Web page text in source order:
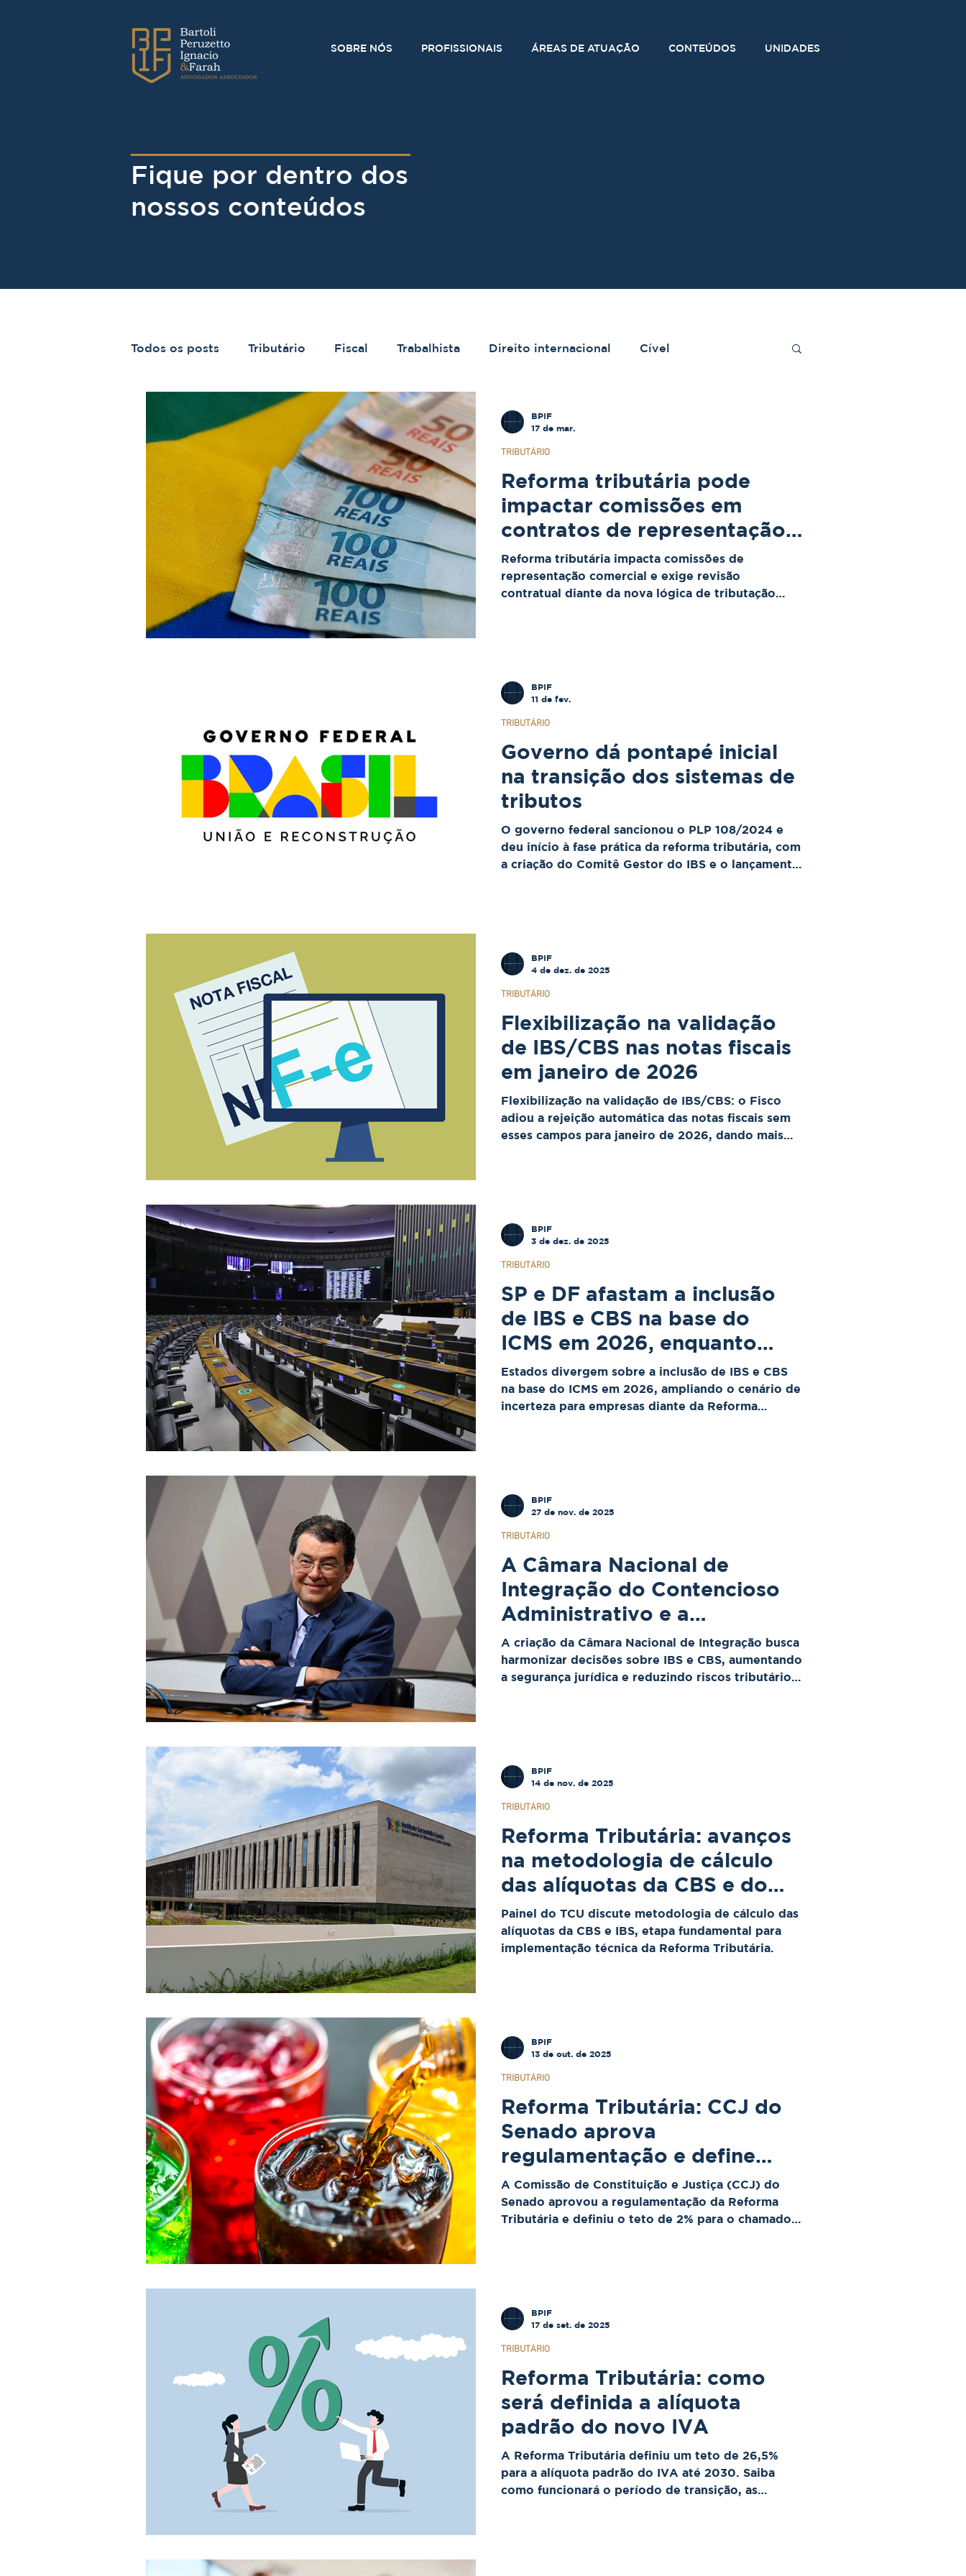
SOBRE NÓS PROFISSIONAIS ÁREAS DE ATUAÇÃO CONTEÚDOS UNIDADES
Fique por dentro dos
nossos conteúdos
Todos os posts Tributário Fiscal Trabalhista Direito internacional Cível
Reforma tributária pode
impactar comissões em
contratos de representação
comercial
Reforma tributária impacta comissões de
representação comercial e exige revisão
contratual diante da nova lógica de tributação
TRIBUTÁRIO
BPIF
17 de mar.
Governo dá pontapé inicial
na transição dos sistemas de
tributos
O governo federal sancionou o PLP 108/2024 e
deu início à fase prática da reforma tributária, com
a criação do Comitê Gestor do IBS e o lançamento
TRIBUTÁRIO
BPIF
11 de fev.
Flexibilização na validação
de IBS/CBS nas notas fiscais
em janeiro de 2026
Flexibilização na validação de IBS/CBS: o Fisco
adiou a rejeição automática das notas fiscais sem
esses campos para janeiro de 2026, dando mais
TRIBUTÁRIO
BPIF
4 de dez. de 2025
SP e DF afastam a inclusão
de IBS e CBS na base do
ICMS em 2026, enquanto
Pernambuco mantém
posição divergente
Estados divergem sobre a inclusão de IBS e CBS
na base do ICMS em 2026, ampliando o cenário de
incerteza para empresas diante da Reforma
TRIBUTÁRIO
BPIF
3 de dez. de 2025
A Câmara Nacional de
Integração do Contencioso
Administrativo e a
harmonização do IBS e da
CBS
A criação da Câmara Nacional de Integração busca
harmonizar decisões sobre IBS e CBS, aumentando
a segurança jurídica e reduzindo riscos tributários
TRIBUTÁRIO
BPIF
27 de nov. de 2025
Reforma Tributária: avanços
na metodologia de cálculo
das alíquotas da CBS e do
IBS
Painel do TCU discute metodologia de cálculo das
alíquotas da CBS e IBS, etapa fundamental para
implementação técnica da Reforma Tributária.
TRIBUTÁRIO
BPIF
14 de nov. de 2025
Reforma Tributária: CCJ do
Senado aprova
regulamentação e define
teto para o "Imposto do
Pecado"
A Comissão de Constituição e Justiça (CCJ) do
Senado aprovou a regulamentação da Reforma
Tributária e definiu o teto de 2% para o chamado
cashback e split payment.
TRIBUTÁRIO
BPIF
13 de out. de 2025
Reforma Tributária: como
será definida a alíquota
padrão do novo IVA
A Reforma Tributária definiu um teto de 26,5%
para a alíquota padrão do IVA até 2030. Saiba
como funcionará o período de transição, as
TRIBUTÁRIO
BPIF
17 de set. de 2025